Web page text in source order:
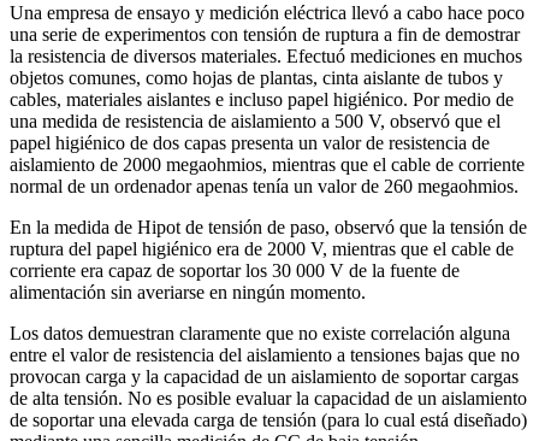
Una empresa de ensayo y medición eléctrica llevó a cabo hace poco
una serie de experimentos con tensión de ruptura a fin de demostrar
la resistencia de diversos materiales. Efectuó mediciones en muchos
objetos comunes, como hojas de plantas, cinta aislante de tubos y
cables, materiales aislantes e incluso papel higiénico. Por medio de
una medida de resistencia de aislamiento a 500 V, observó que el
papel higiénico de dos capas presenta un valor de resistencia de
aislamiento de 2000 megaohmios, mientras que el cable de corriente
normal de un ordenador apenas tenía un valor de 260 megaohmios.
En la medida de Hipot de tensión de paso, observó que la tensión de
ruptura del papel higiénico era de 2000 V, mientras que el cable de
corriente era capaz de soportar los 30 000 V de la fuente de
alimentación sin averiarse en ningún momento.
Los datos demuestran claramente que no existe correlación alguna
entre el valor de resistencia del aislamiento a tensiones bajas que no
provocan carga y la capacidad de un aislamiento de soportar cargas
de alta tensión. No es posible evaluar la capacidad de un aislamiento
de soportar una elevada carga de tensión (para lo cual está diseñado)